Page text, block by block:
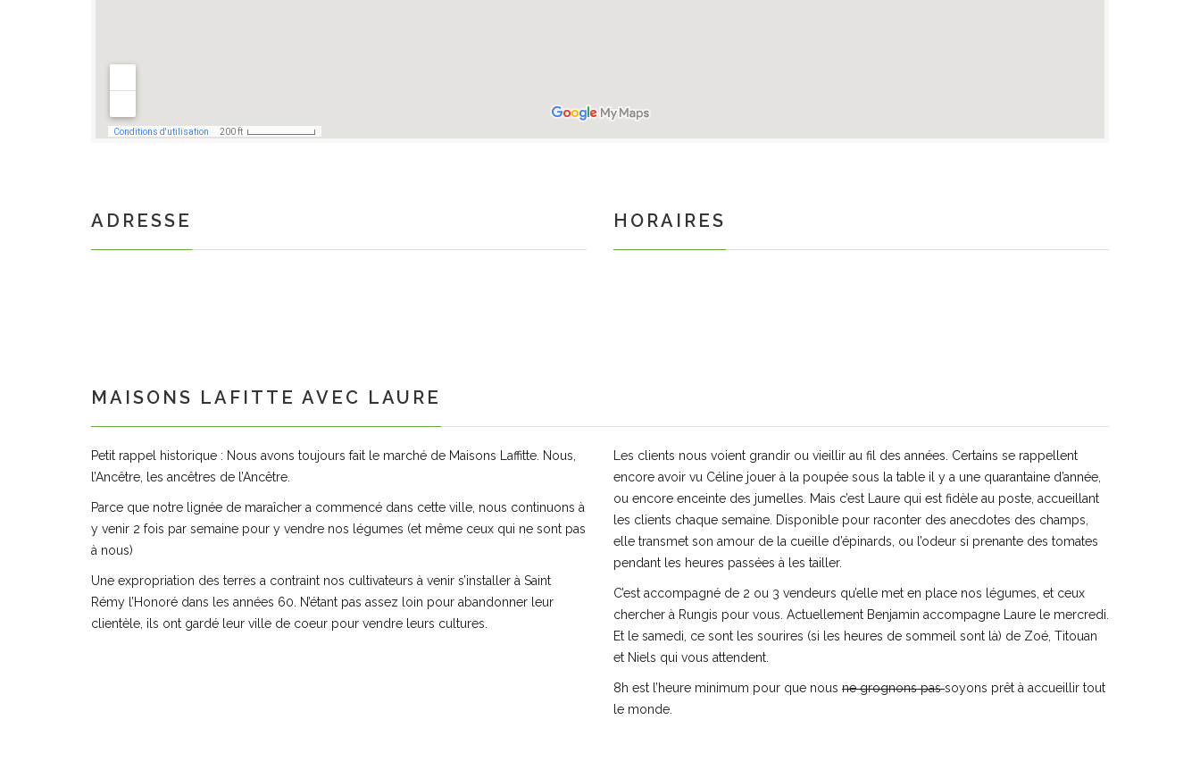
ADRESSE HORAIRES
MAISONS LAFITTE AVEC LAURE
Petit rappel historique : Nous avons toujours fait le marché de Maisons Laffitte. Nous,
l’Ancêtre, les ancêtres de l’Ancêtre.
Parce que notre lignée de maraîcher a commencé dans cette ville, nous continuons à
y venir 2 fois par semaine pour y vendre nos légumes (et même ceux qui ne sont pas
à nous)
Une expropriation des terres a contraint nos cultivateurs à venir s’installer à Saint
Rémy l’Honoré dans les années 60. N’étant pas assez loin pour abandonner leur
clientèle, ils ont gardé leur ville de coeur pour vendre leurs cultures.
Les clients nous voient grandir ou vieillir au fil des années. Certains se rappellent
encore avoir vu Céline jouer à la poupée sous la table il y a une quarantaine d’année,
ou encore enceinte des jumelles. Mais c’est Laure qui est fidèle au poste, accueillant
les clients chaque semaine. Disponible pour raconter des anecdotes des champs,
elle transmet son amour de la cueille d’épinards, ou l’odeur si prenante des tomates
pendant les heures passées à les tailler.
C’est accompagné de 2 ou 3 vendeurs qu’elle met en place nos légumes, et ceux
chercher à Rungis pour vous. Actuellement Benjamin accompagne Laure le mercredi.
Et le samedi, ce sont les sourires (si les heures de sommeil sont là) de Zoé, Titouan
et Niels qui vous attendent.
8h est l’heure minimum pour que nous ne grognons passoyons prêt à accueillir tout
le monde.